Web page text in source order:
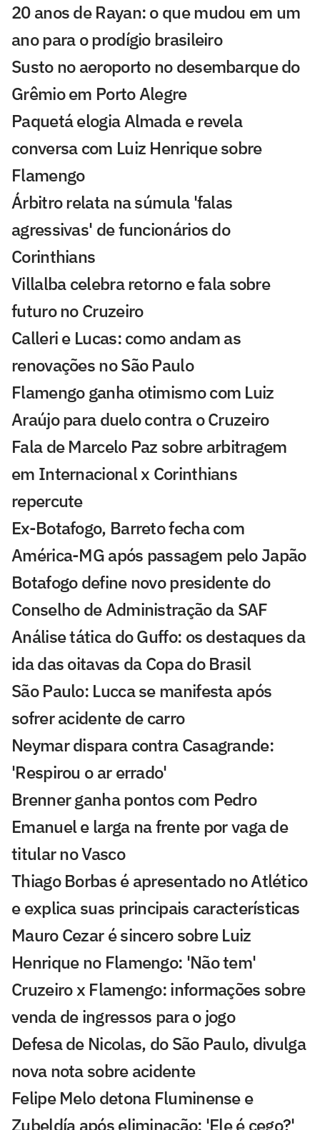
20 anos de Rayan: o que mudou em um
ano para o prodígio brasileiro
Susto no aeroporto no desembarque do
Grêmio em Porto Alegre
Paquetá elogia Almada e revela
conversa com Luiz Henrique sobre
Flamengo
Árbitro relata na súmula 'falas
agressivas' de funcionários do
Corinthians
Villalba celebra retorno e fala sobre
futuro no Cruzeiro
Calleri e Lucas: como andam as
renovações no São Paulo
Flamengo ganha otimismo com Luiz
Araújo para duelo contra o Cruzeiro
Fala de Marcelo Paz sobre arbitragem
em Internacional x Corinthians
repercute
Ex-Botafogo, Barreto fecha com
América-MG após passagem pelo Japão
Botafogo define novo presidente do
Conselho de Administração da SAF
Análise tática do Guffo: os destaques da
ida das oitavas da Copa do Brasil
São Paulo: Lucca se manifesta após
sofrer acidente de carro
Neymar dispara contra Casagrande:
'Respirou o ar errado'
Brenner ganha pontos com Pedro
Emanuel e larga na frente por vaga de
titular no Vasco
Thiago Borbas é apresentado no Atlético
e explica suas principais características
Mauro Cezar é sincero sobre Luiz
Henrique no Flamengo: 'Não tem'
Cruzeiro x Flamengo: informações sobre
venda de ingressos para o jogo
Defesa de Nicolas, do São Paulo, divulga
nova nota sobre acidente
Felipe Melo detona Fluminense e
Zubeldía após eliminação: 'Ele é cego?'